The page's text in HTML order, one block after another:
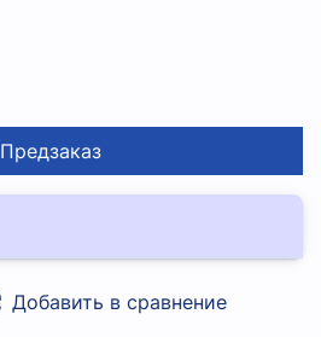
Добавить в сравнение
Предзаказ